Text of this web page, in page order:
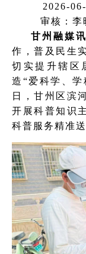
2026-
审核：李
甘州融媒
作，普及民生
切实提升辖区
造“爱科学、
日，甘州区滨
开展科普知识
科普服务精准